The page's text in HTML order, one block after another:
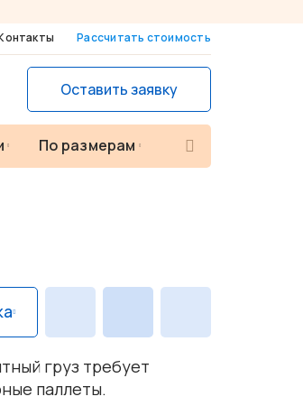
Рассчитать стоимость
Оставить заявку
По размерам
П
и
о
груз требует
паллеты.